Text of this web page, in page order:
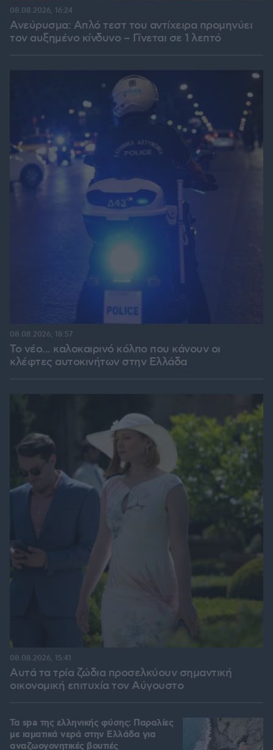
Ανεύρυσμα: Απλό τεστ του αντίχειρα προμηνύει
τον αυξημένο κίνδυνο – Γίνεται σε 1 λεπτό
08.08.2026, 16:24
Το νέο... καλοκαιρινό κόλπο που κάνουν οι
κλέφτες αυτοκινήτων στην Ελλάδα
08.08.2026, 18:57
Αυτά τα τρία ζώδια προσελκύουν σημαντική
οικονομική επιτυχία τον Αύγουστο
08.08.2026, 15:41
Τα spa της ελληνικής φύσης: Παραλίες
με ιαματικά νερά στην Ελλάδα για
αναζωογονητικές βουτιές